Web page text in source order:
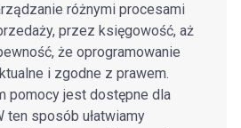
różnymi procesami
przez księgowość, aż
że oprogramowanie
i zgodne z prawem.
pomocy jest dostępne dla
ten sposób ułatwiamy